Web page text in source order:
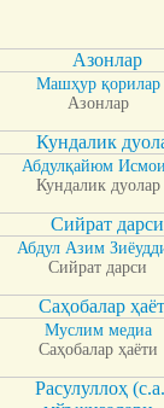
Машҳур қорилар
Азонлар
Абдулқайюм
Кундалик дуолар
Абдул Азим
Сийрат дарси
Муслим медиа
Саҳобалар ҳаёти